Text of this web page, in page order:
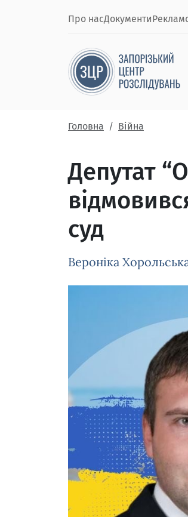
Про насДокументи
Головна Війна
Депутат
суд
Вероніка